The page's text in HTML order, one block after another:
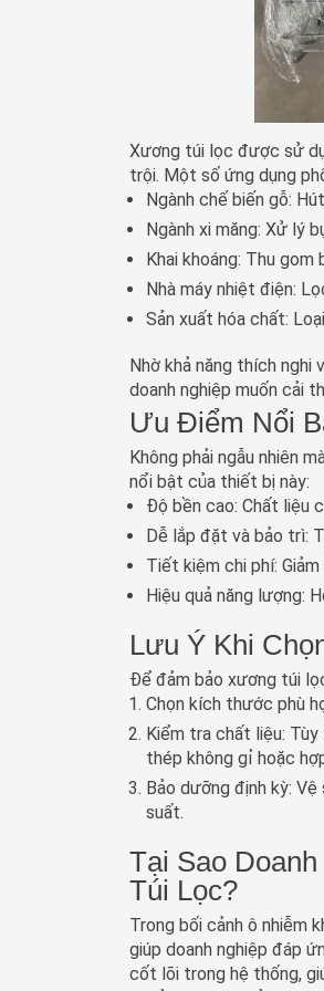
Xương túi lọc được sử
trội. Một số ứng dụng
Ngành chế biến gỗ:
Ngành xi măng: Xử lý
Khai khoáng: Thu gom
Nhà máy nhiệt điện:
Sản xuất hóa chất:
Nhờ khả năng thích nghi
doanh nghiệp muốn cải
Ưu Điểm Nổi
Không phải ngẫu nhiên
nổi bật của thiết bị này:
Độ bền cao: Chất liệu
Dễ lắp đặt và bảo trì:
Tiết kiệm chi phí:
Hiệu quả năng lượng:
Lưu Ý Khi
Để đảm bảo xương túi
Chọn kích thước phù
Kiểm tra chất liệu:
thép không gỉ hoặc
Bảo dưỡng định kỳ: Vệ
suất.
Tại Sao
Túi Lọc?
Trong bối cảnh ô nhiễm
giúp doanh nghiệp đáp
cốt lõi trong hệ thống,